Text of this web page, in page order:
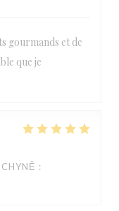
gourmands et de
que je
: